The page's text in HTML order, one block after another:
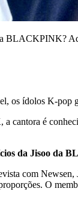
BLACKPINK?
os ídolos K-pop
é
da Jisoo da
com Newsen,
proporções. O